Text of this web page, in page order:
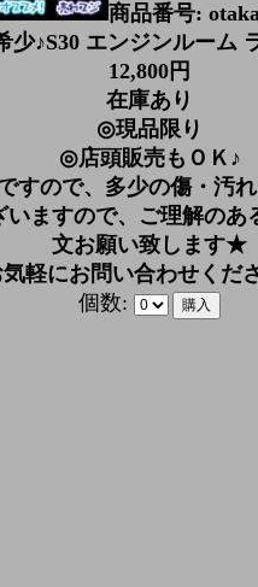
商品番号:
少♪S30 エンジンルーム
12,800円
在庫あり
◎現品限り
◎店頭販売もＯＫ♪
すので、多少の傷・汚
いますので、ご理解のあ
文お願い致します★
軽にお問い合わせくだ
個数: